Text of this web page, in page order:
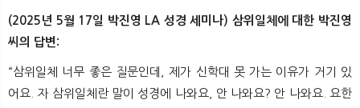
(2025년 5월 17일 박진영 LA 성경 세미나) 삼위일체에 대한 박진영
씨의 답변:
“삼위일체 너무 좋은 질문인데, 제가 신학대 못 가는 이유가 거기 있
어요. 자 삼위일체란 말이 성경에 나와요, 안 나와요? 안 나와요. 요한